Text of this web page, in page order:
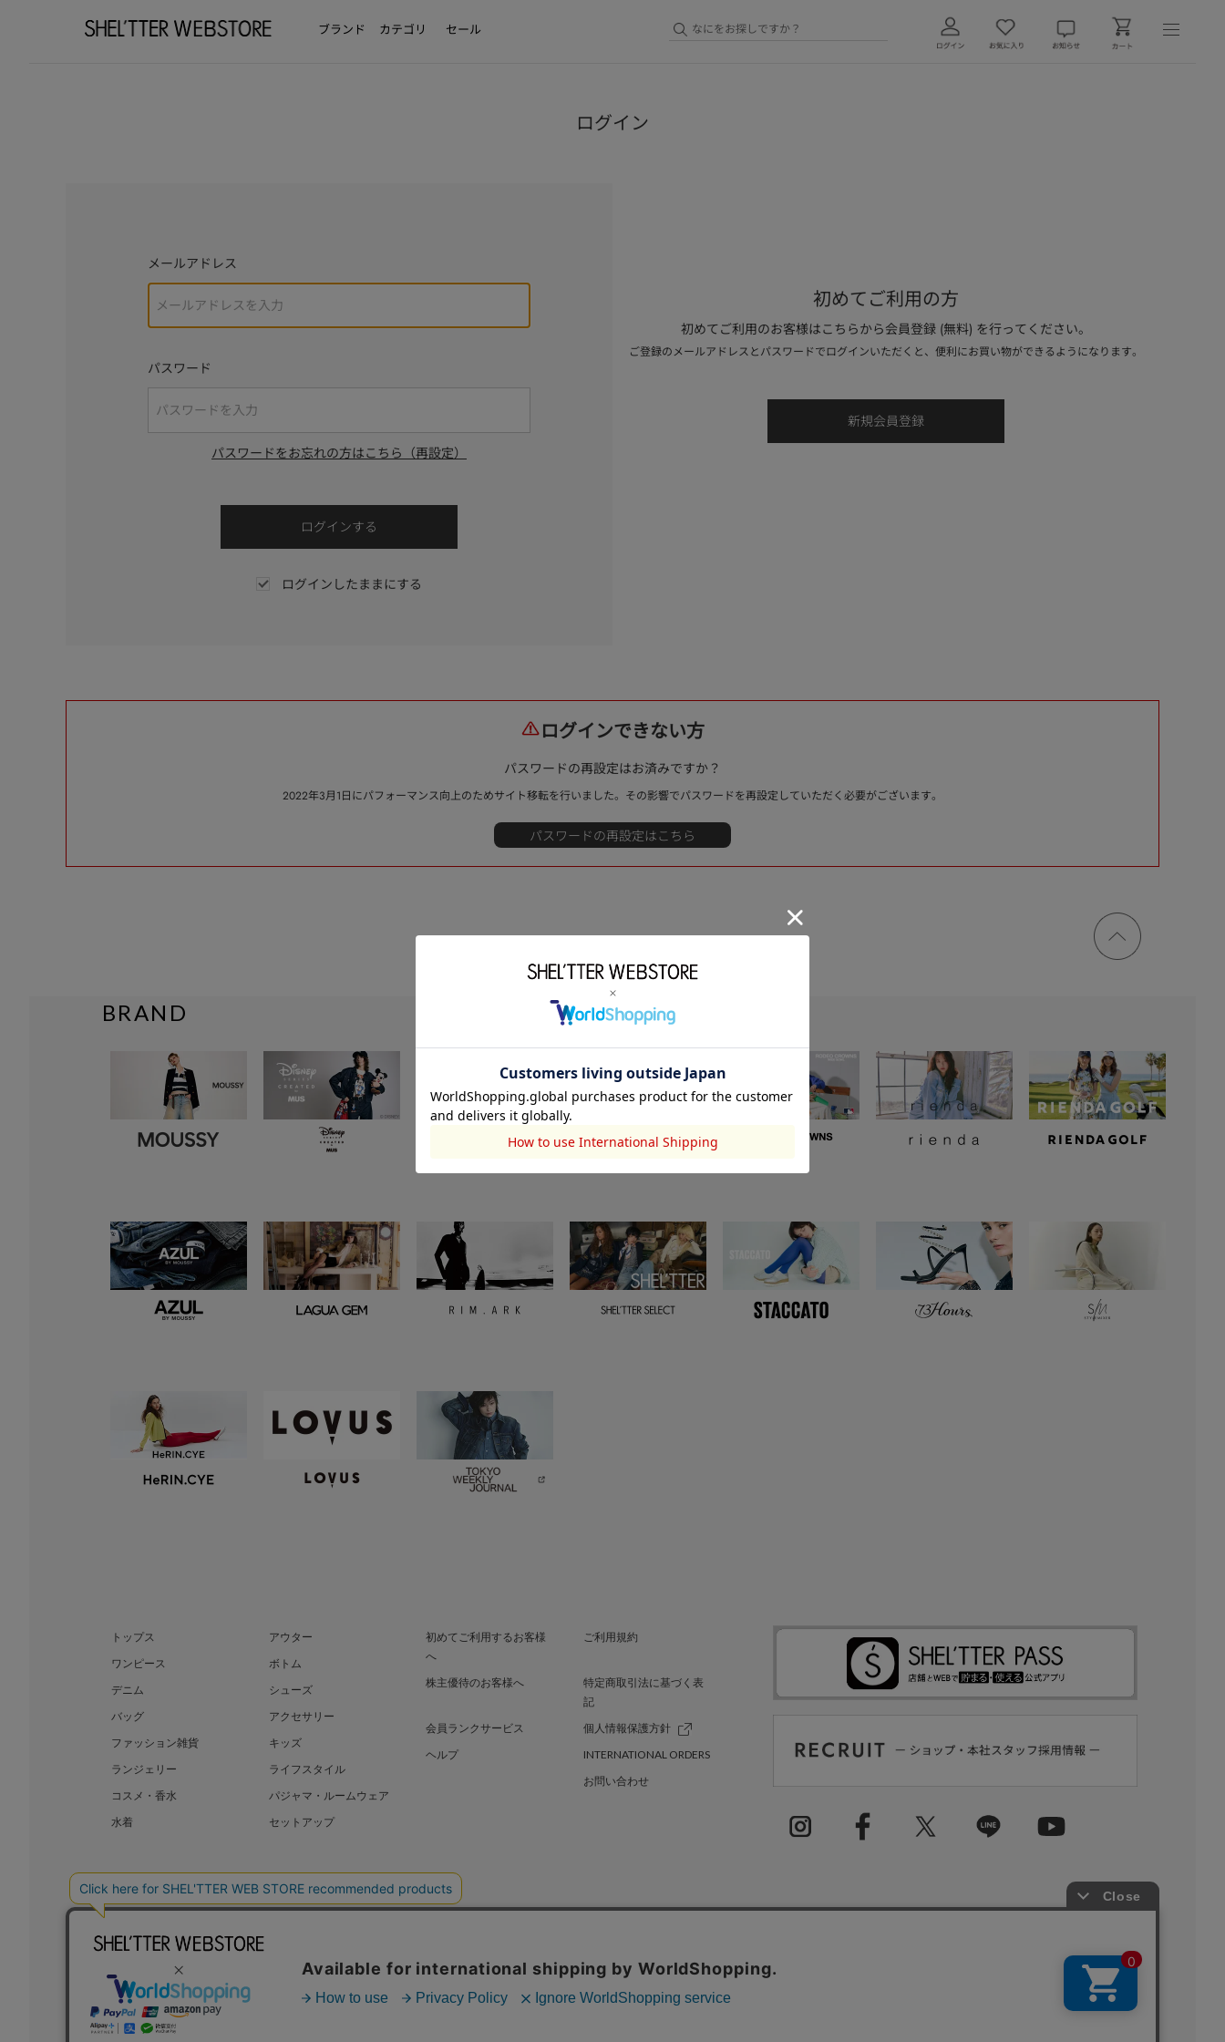
ブランド カテゴリ セール
ログイン
メールアドレス
パスワード
パスワードをお忘れの方はこちら（再設定）
ログインしたままにする
初めてご利用の方
初めてご利用のお客様はこちらから会員登録 (無料) を行ってください。
ご登録のメールアドレスとパスワードでログインいただくと、便利にお買い物ができるようになります。
ログインできない方
パスワードの再設定はお済みですか？
2022年3月1日にパフォーマンス向上のためサイト移転を行いました。その影響でパスワードを再設定していただく必要がございます。
ページ
トップ
BRAND
トップス
アウター
ワンピース
ボトム
デニム
シューズ
バッグ
アクセサリー
ファッション雑貨
キッズ
ランジェリー
ライフスタイル
コスメ・香水
パジャマ・ルームウェア
水着
セットアップ
初めてご利用するお客様
へ
ご利用規約
株主優待のお客様へ
特定商取引法に基づく表
記
会員ランクサービス
個人情報保護方針
ヘルプ
INTERNATIONAL ORDERS
お問い合わせ
BAROQUE JAPAN LIMITED SHEL’TTER GREEN 採用情報
COPYRIGHT © BAROQUE JAPAN LIMITED ALL RIGHTS RESERVED.